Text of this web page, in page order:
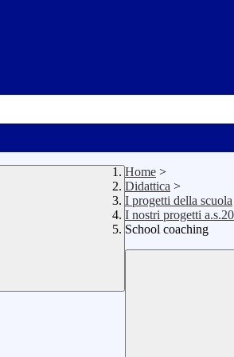
Home >
Didattica >
I progetti della scuola
I nostri progetti
School coaching